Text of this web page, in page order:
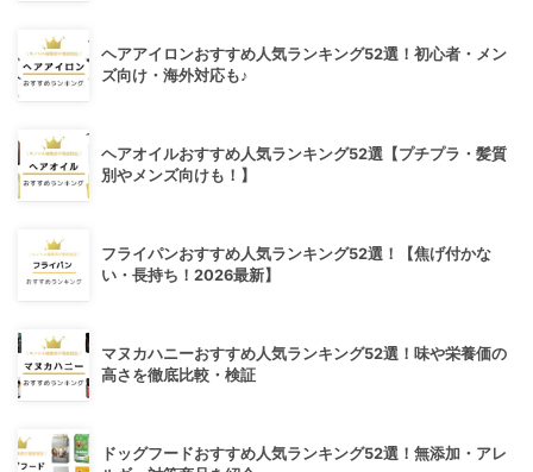
ヘアアイロンおすすめ人気ランキング52選！初心者・メン
ズ向け・海外対応も♪
ヘアオイルおすすめ人気ランキング52選【プチプラ・髪質
別やメンズ向けも！】
フライパンおすすめ人気ランキング52選！【焦げ付かな
い・長持ち！2026最新】
マヌカハニーおすすめ人気ランキング52選！味や栄養価の
高さを徹底比較・検証
ドッグフードおすすめ人気ランキング52選！無添加・アレ